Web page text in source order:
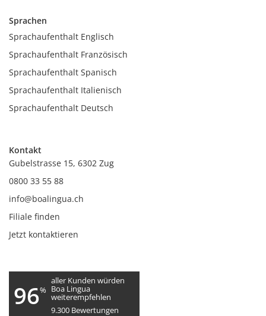
Sprachen
Sprachaufenthalt Englisch
Sprachaufenthalt Französisch
Sprachaufenthalt Spanisch
Sprachaufenthalt Italienisch
Sprachaufenthalt Deutsch
Kontakt
Gubelstrasse 15, 6302 Zug
0800 33 55 88
info@boalingua.ch
Filiale finden
Jetzt kontaktieren
96%
aller Kunden würden
Boa Lingua
weiterempfehlen
9.300 Bewertungen